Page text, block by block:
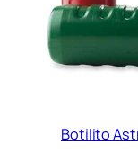
Botilito